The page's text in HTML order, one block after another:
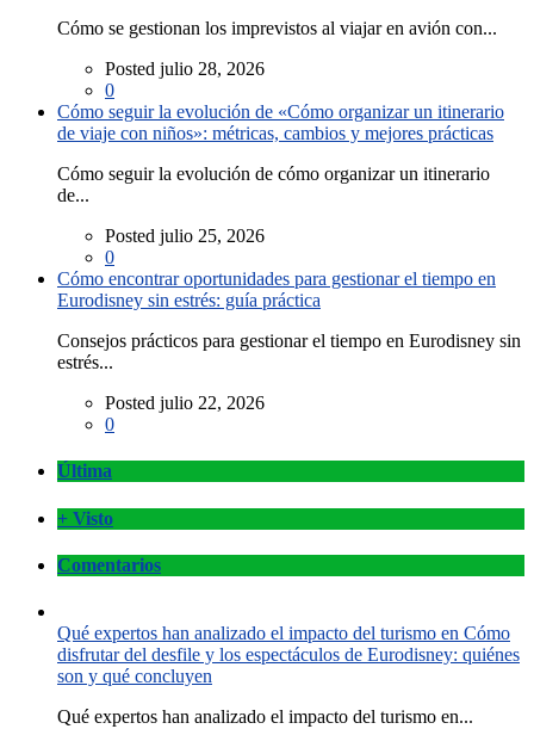
Cómo se gestionan los imprevistos al viajar en avión con...
Posted julio 28, 2026
0
Cómo seguir la evolución de «Cómo organizar un itinerario
de viaje con niños»: métricas, cambios y mejores prácticas
Cómo seguir la evolución de cómo organizar un itinerario
de...
Posted julio 25, 2026
0
Cómo encontrar oportunidades para gestionar el tiempo en
Eurodisney sin estrés: guía práctica
Consejos prácticos para gestionar el tiempo en Eurodisney sin
estrés...
Posted julio 22, 2026
0
Última
+ Visto
Comentarios
Qué expertos han analizado el impacto del turismo en Cómo
disfrutar del desfile y los espectáculos de Eurodisney: quiénes
son y qué concluyen
Qué expertos han analizado el impacto del turismo en...